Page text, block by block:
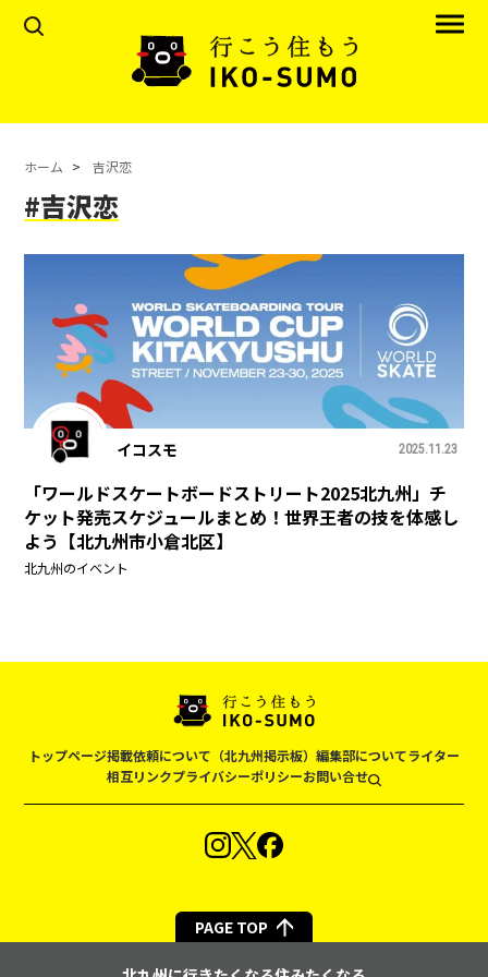
ホーム 吉沢恋
#吉沢恋
イコスモ 2025.11.23
「ワールドスケートボードストリート2025北九州」チ
ケット発売スケジュールまとめ！世界王者の技を体感し
よう【北九州市小倉北区】
北九州のイベント
トップページ掲載依頼について（北九州掲示板） 編集部についてライター
相互リンクプライバシーポリシーお問い合せ
PAGE TOP